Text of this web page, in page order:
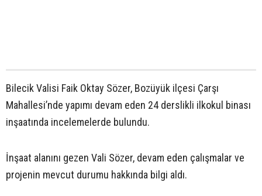
Bilecik Valisi Faik Oktay Sözer, Bozüyük ilçesi Çarşı
Mahallesi’nde yapımı devam eden 24 derslikli ilkokul binası
inşaatında incelemelerde bulundu.
İnşaat alanını gezen Vali Sözer, devam eden çalışmalar ve
projenin mevcut durumu hakkında bilgi aldı.